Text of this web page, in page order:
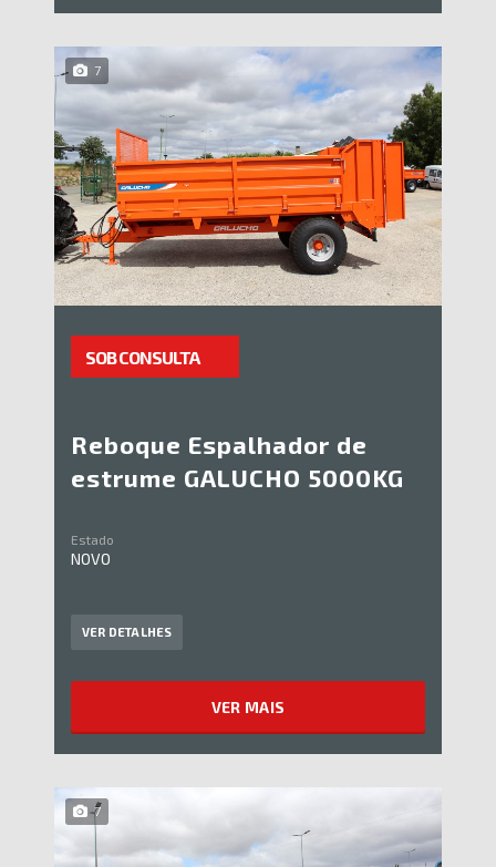
7
SOB CONSULTA
Reboque Espalhador de
estrume GALUCHO 5000KG
Estado
NOVO
VER DETALHES
VER MAIS
7